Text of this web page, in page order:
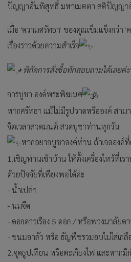
ปัญญาอันพิสุทธิ์ มหาเมตตา สติปัญญา
เมื่อ 'ความศรัทธา' ของคุณเข็มแข็งกว่า
เรื่องราวด้วยความสำเร็จ
พิกัดการสั่งซื้อทักสอบถามได้เลยค่ะ
การบูชา องค์พระพิฆเนศ
หากศรัทธา แม้ไม่มีรูปวาดหรือองค์ สาม
จิตเวลาสวดมนต์ สวดบูชาท่านทุกวัน
หากอยากบูชาองค์ท่าน ถ้าเจอองค์
1.เชิญท่านเข้าบ้าน ให้ตั้งเครื่องไหว้ที่เร
ด้วยปัจจัยที่เพียงพอได้ค่ะ
- น้ำเปล่า
- นมจืด
- ดอกดาวเรือง 5 ดอก / หรือพวงมาลัยดา
- ขนมอาลัว หรือ ธัญพืชรวมอบไม่ใส่เกลื
2.จุดธูปเทียน หรือตะเกียงไฟ และหากมี